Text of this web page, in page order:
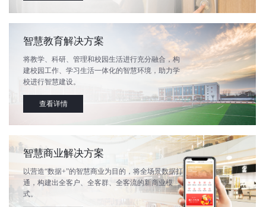
智慧教育解决方案
将教学、科研、管理和校园生活进行充分融合，构
建校园工作、学习生活一体化的智慧环境，助力学
校进行智慧建设。
查看详情
智慧商业解决方案
以营造“数据+”的智慧商业为目的，将全场景数据打
通，构建出全客户、全客群、全客流的新商业模
式。